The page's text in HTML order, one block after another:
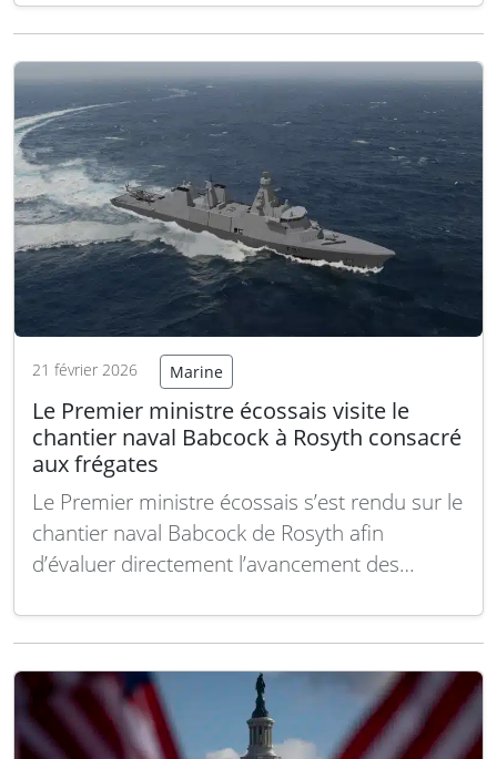
ses capacités opérationnelles. Cette
l’H160 et l’H145, qui viendront moderniser la
flotte hélicoptérique du pays. Le contrat porte
sur plusieurs exemplaires des hélicoptères…
Lire la suite
21 février 2026 Marine
Le Premier ministre écossais visite le
chantier naval Babcock à Rosyth consacré
aux frégates
Le Premier ministre écossais s’est rendu sur le
chantier naval Babcock de Rosyth afin
d’évaluer directement l’avancement des
Navy et de souligner l’importance de la
écossaise. Au cours de sa visite, le chef du
gouvernement a…
Lire la suite